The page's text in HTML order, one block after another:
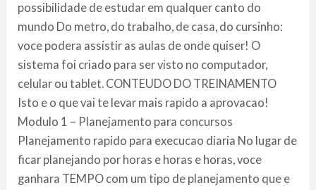
possibilidade de estudar em qualquer canto do
mundo Do metro, do trabalho, de casa, do cursinho:
voce podera assistir as aulas de onde quiser! O
sistema foi criado para ser visto no computador,
celular ou tablet. CONTEUDO DO TREINAMENTO
Isto e o que vai te levar mais rapido a aprovacao!
Modulo 1 – Planejamento para concursos
Planejamento rapido para execucao diaria No lugar de
ficar planejando por horas e horas e horas, voce
ganhara TEMPO com um tipo de planejamento que e